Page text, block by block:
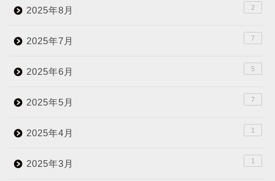
2025年8月 2
2025年7月 7
2025年6月 5
2025年5月 7
2025年4月 1
2025年3月 1